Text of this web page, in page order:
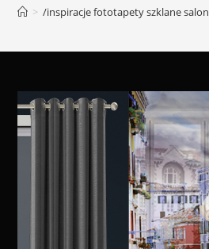
> /inspiracje fototapety szklane